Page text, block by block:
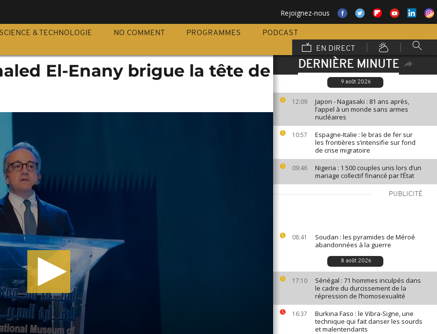
Rejoignez-nous
SCIENCE & TECHNOLOGIE NO COMMENT PROGRAMMES
PODCAST
EN DIRECT
DERNIÈRE MINUTE
9 août 2026
12:09
Japon - Nagasaki : 81 ans après,
l’appel à un monde sans armes
nucléaires
10:57
Espagne-Italie : le bras de fer sur
les frontières s’intensifie sur fond
de crise migratoire
09:46
Nigeria : 1 500 couples unis lors d’un
mariage collectif financé par l’État
PUBLICITÉ
08:41
Soudan : les pyramides de Méroé
abandonnées à la guerre
8 août 2026
17:10
Sénégal : 71 hommes inculpés dans
le cadre du durcissement de la
répression de l’homosexualité
16:37
Burkina Faso : le Vibra-Signe, une
technique qui fait danser les sourds
et malentendants
El-Enany brigue la tête de